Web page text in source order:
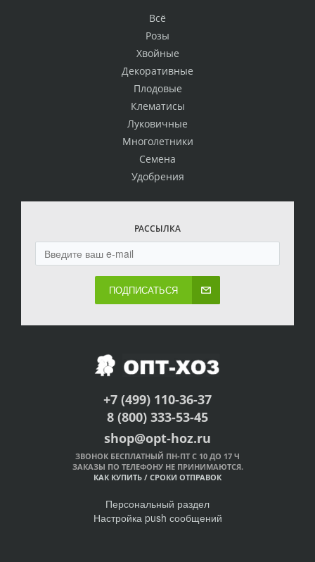
Всё
Розы
Хвойные
Декоративные
Плодовые
Клематисы
Луковичные
Многолетники
Семена
Удобрения
РАССЫЛКА
ПОДПИСАТЬСЯ
+7 (499) 110-36-37
8 (800) 333-53-45
shop@opt-hoz.ru
ЗВОНОК БЕСПЛАТНЫЙ ПН-ПТ С 10 ДО 17 Ч
ЗАКАЗЫ ПО ТЕЛЕФОНУ НЕ ПРИНИМАЮТСЯ.
КАК КУПИТЬ / СРОКИ ОТПРАВОК
Персональный раздел
Настройка push сообщений